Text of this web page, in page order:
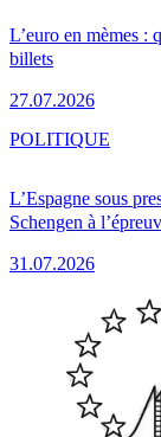
L’euro en mèmes :
billets
27.07.2026
L’Espagne sous
Schengen à
31.07.2026
POLITIQUE